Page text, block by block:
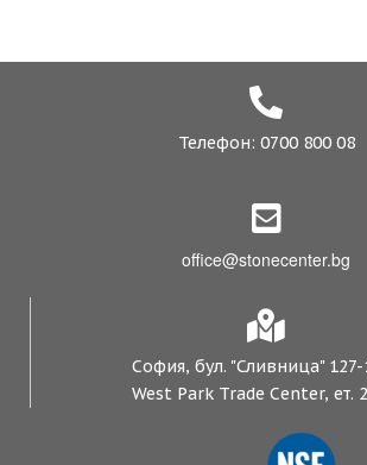
Телефон: 0700 800 08
office@stonecenter.bg
София, бул. "Сливница" 127-
West Park Trade Center, ет. 2